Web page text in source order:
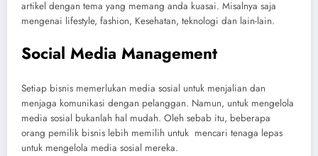
artikel dengan tema yang memang anda kuasai. Misalnya saja
mengenai lifestyle, fashion, Kesehatan, teknologi dan lain-lain.
Social Media Management
Setiap bisnis memerlukan media sosial untuk menjalian dan
menjaga komunikasi dengan pelanggan. Namun, untuk mengelola
media sosial bukanlah hal mudah. Oleh sebab itu, beberapa
orang pemilik bisnis lebih memilih untuk mencari tenaga lepas
untuk mengelola media sosial mereka.